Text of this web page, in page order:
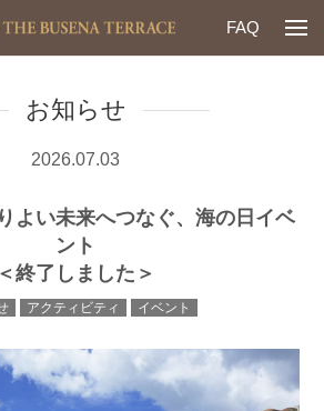
FAQ
お知らせ
2026.07.03
よい未来へつなぐ、海の日イベ
ント
＜終了しました＞
アクティビティ イベント